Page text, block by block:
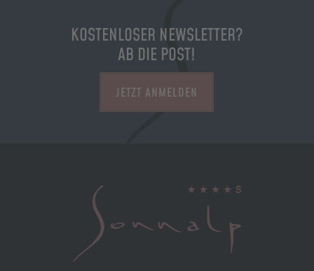
KOSTENLOSER NEWSLETTER?
AB DIE POST!
JETZT ANMELDEN